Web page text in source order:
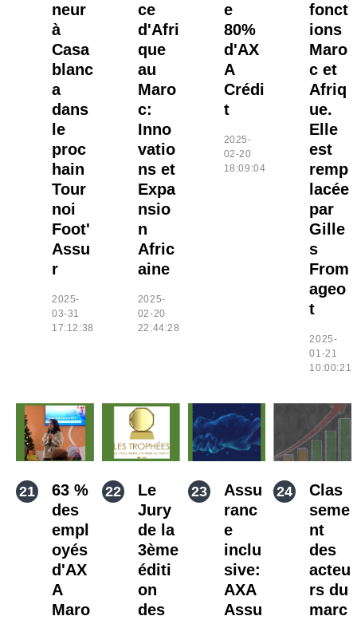
neur
à
Casa
blanc
a
dans
le
proc
hain
Tour
noi
Foot'
Assu
r
2025-
03-31
17:12:38
ce
d'Afri
que
au
Maro
c:
Inno
vatio
ns et
Expa
nsio
n
Afric
aine
2025-
02-20
22:44:28
e
80%
d'AX
A
Crédi
t
2025-
02-20
18:09:04
fonct
ions
Maro
c et
Afriq
ue.
Elle
est
remp
lacée
par
Gille
s
From
ageo
t
2025-
01-21
10:00:21
63 %
des
empl
oyés
d'AX
A
Maro
Le
Jury
de la
3ème
éditi
on
des
Assu
ranc
e
inclu
sive:
AXA
Assu
Clas
seme
nt
des
acteu
rs du
marc